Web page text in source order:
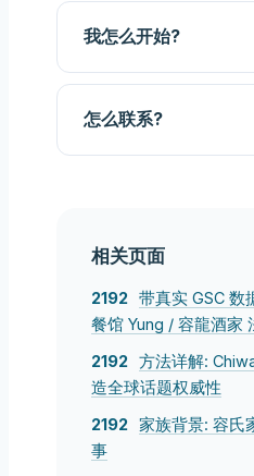
我怎么开始?
怎么联系?
相关页面
带真实 GSC 数
餐馆 Yung / 容龍酒家
方法详解:
造全球话题权威性
家族背景: 容氏
事